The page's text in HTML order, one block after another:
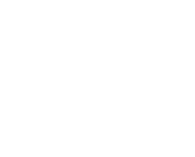
sind oder
erfüllt sind.